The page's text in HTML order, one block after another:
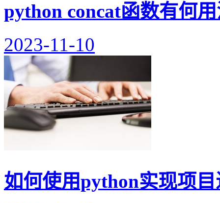
python concat函数有何
2023-11-10
如何使用python实现项